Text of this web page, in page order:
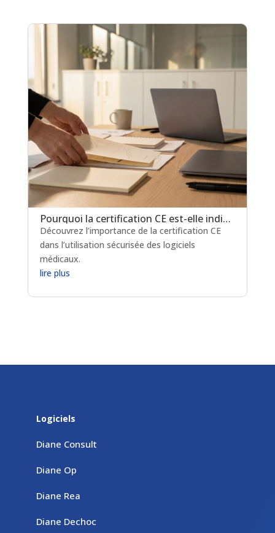
Pourquoi la certification CE est-elle indispensable pour les logiciels de prescription médicamenteuse ?
Découvrez l’importance de la certification CE
dans l’utilisation sécurisée des logiciels
médicaux.
lire plus
Logiciels
Diane Consult
Diane Op
Diane Rea
Diane Dechoc